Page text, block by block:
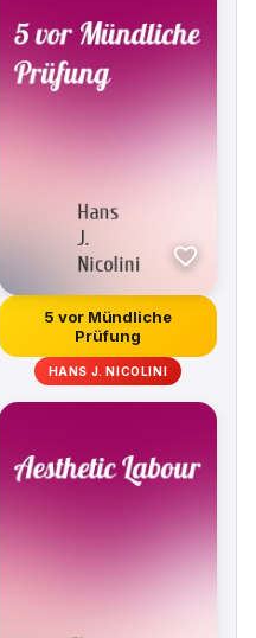
5 vor Mündliche
Prüfung
HANS J. NICOLINI